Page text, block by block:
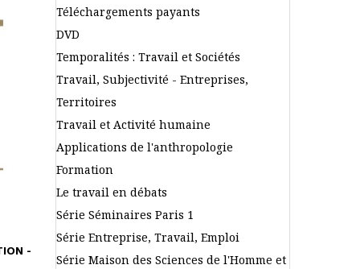
-
Téléchargements payants
DVD
Temporalités : Travail et Sociétés
Travail, Subjectivité - Entreprises,
Territoires
Travail et Activité humaine
Applications de l'anthropologie
Formation
Le travail en débats
Série Séminaires Paris 1
Série Entreprise, Travail, Emploi
Série Maison des Sciences de l'Homme et